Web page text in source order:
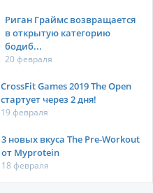
Риган Граймс возвращается
в открытую категорию
бодиб...
20 февраля
CrossFit Games 2019 The Open
стартует через 2 дня!
19 февраля
3 новых вкуса The Pre-Workout
от Myprotein
18 февраля